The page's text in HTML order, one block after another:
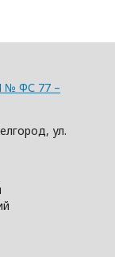
№ ФС 77 –
ул.